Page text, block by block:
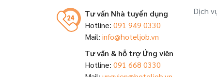
Việc làm Khác tại Bà Rịa - Vũng Tàu
Việc làm Khác tại Cần Thơ
Việc làm Khác tại Kiên Giang
Tư vấn Nhà tuyển dụng
Hotline: 091 949 0330
Mail: info@hoteljob.vn
Tư vấn & hỗ trợ Ứng viên
Hotline: 091 668 0330
Dịch